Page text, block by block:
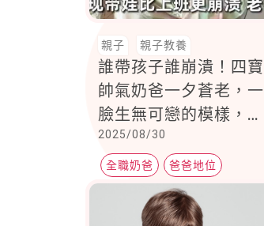
親子 親子教養
誰帶孩子誰崩潰！四寶
帥氣奶爸一夕蒼老，一
臉生無可戀的模樣，意
外爆紅
2025/08/30
全職奶爸 爸爸地位